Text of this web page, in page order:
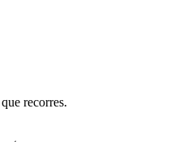
recorres.